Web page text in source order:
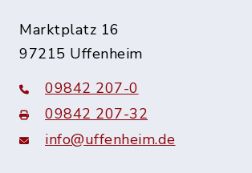
Marktplatz 16
97215 Uffenheim
09842 207-0
09842 207-32
info@uffenheim.de